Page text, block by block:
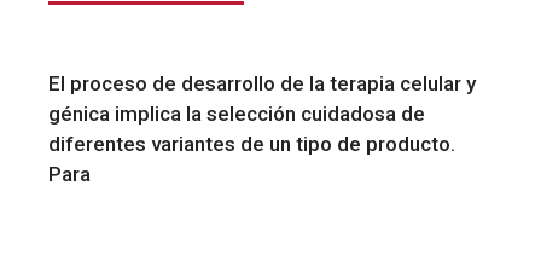
El proceso de desarrollo de la terapia celular y
génica implica la selección cuidadosa de
diferentes variantes de un tipo de producto.
Para